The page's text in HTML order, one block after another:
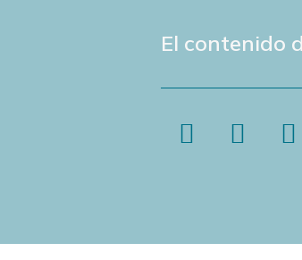
El contenido